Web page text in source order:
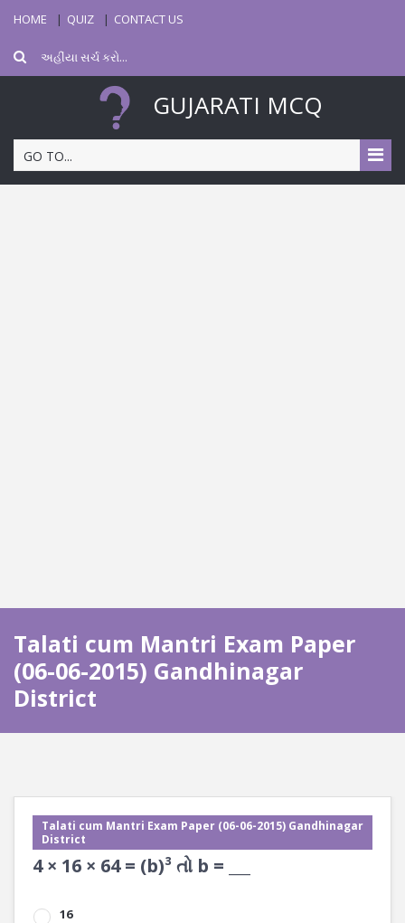
HOME QUIZ CONTACT US
GUJARATI MCQ
GO TO...
Talati cum Mantri Exam Paper
(06-06-2015) Gandhinagar
District
Talati cum Mantri Exam Paper (06-06-2015) Gandhinagar
District
4 × 16 × 64 = (b)³ તો b = ___
16